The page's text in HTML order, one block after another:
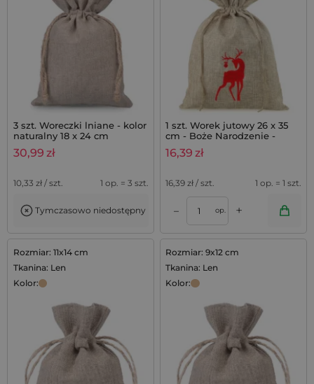
3 szt. Woreczki lniane - kolor
naturalny 18 x 24 cm
30,99 zł
10,33 zł / szt. 1 op. = 3 szt.
Tymczasowo niedostępny
1 szt. Worek jutowy 26 x 35
cm - Boże Narodzenie -
Jeleń
16,39 zł
16,39 zł / szt. 1 op. = 1 szt.
– op. +
Rozmiar: 11x14 cm
Tkanina: Len
Kolor:
Rozmiar: 9x12 cm
Tkanina: Len
Kolor: